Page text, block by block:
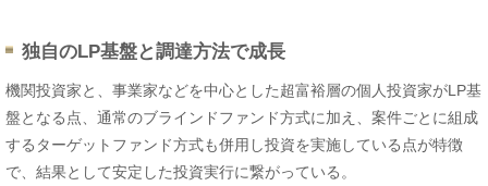
独自のLP基盤と調達方法で成長
機関投資家と、事業家などを中心とした超富裕層の個人投資家がLP基
盤となる点、通常のブラインドファンド方式に加え、案件ごとに組成
するターゲットファンド方式も併用し投資を実施している点が特徴
で、結果として安定した投資実行に繋がっている。